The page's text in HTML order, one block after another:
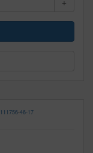
111756-46-17